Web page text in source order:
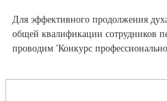
Для эффективного продолжения
общей квалификации сотрудников
проводим 'Конкурс